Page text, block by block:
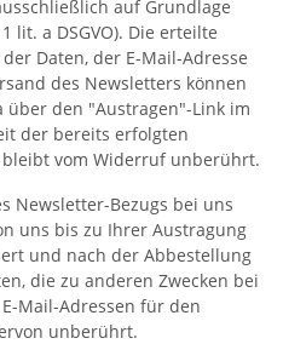
auf Grundlage
lit. a DSGVO). Die erteilte
Daten, der E-Mail-Adresse
des Newsletters können
den "Austragen"-Link im
der bereits erfolgten
vom Widerruf unberührt.
Newsletter-Bezugs bei uns
uns bis zu Ihrer Austragung
und nach der Abbestellung
die zu anderen Zwecken bei
Mail-Adressen für den
unberührt.